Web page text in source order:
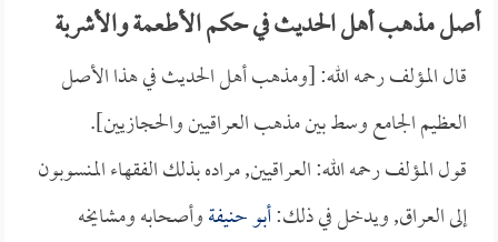
أصل مذهب أهل الحديث في حكم الأطعمة والأشربة
قال المؤلف رحمه الله: [ومذهب أهل الحديث في هذا الأصل
العظيم الجامع وسط بين مذهب العراقيين والحجازيين].
قول المؤلف رحمه الله: العراقيين, مراده بذلك الفقهاء المنسوبون
إلى العراق, ويدخل في ذلك:أبو حنيفةوأصحابه ومشايخه